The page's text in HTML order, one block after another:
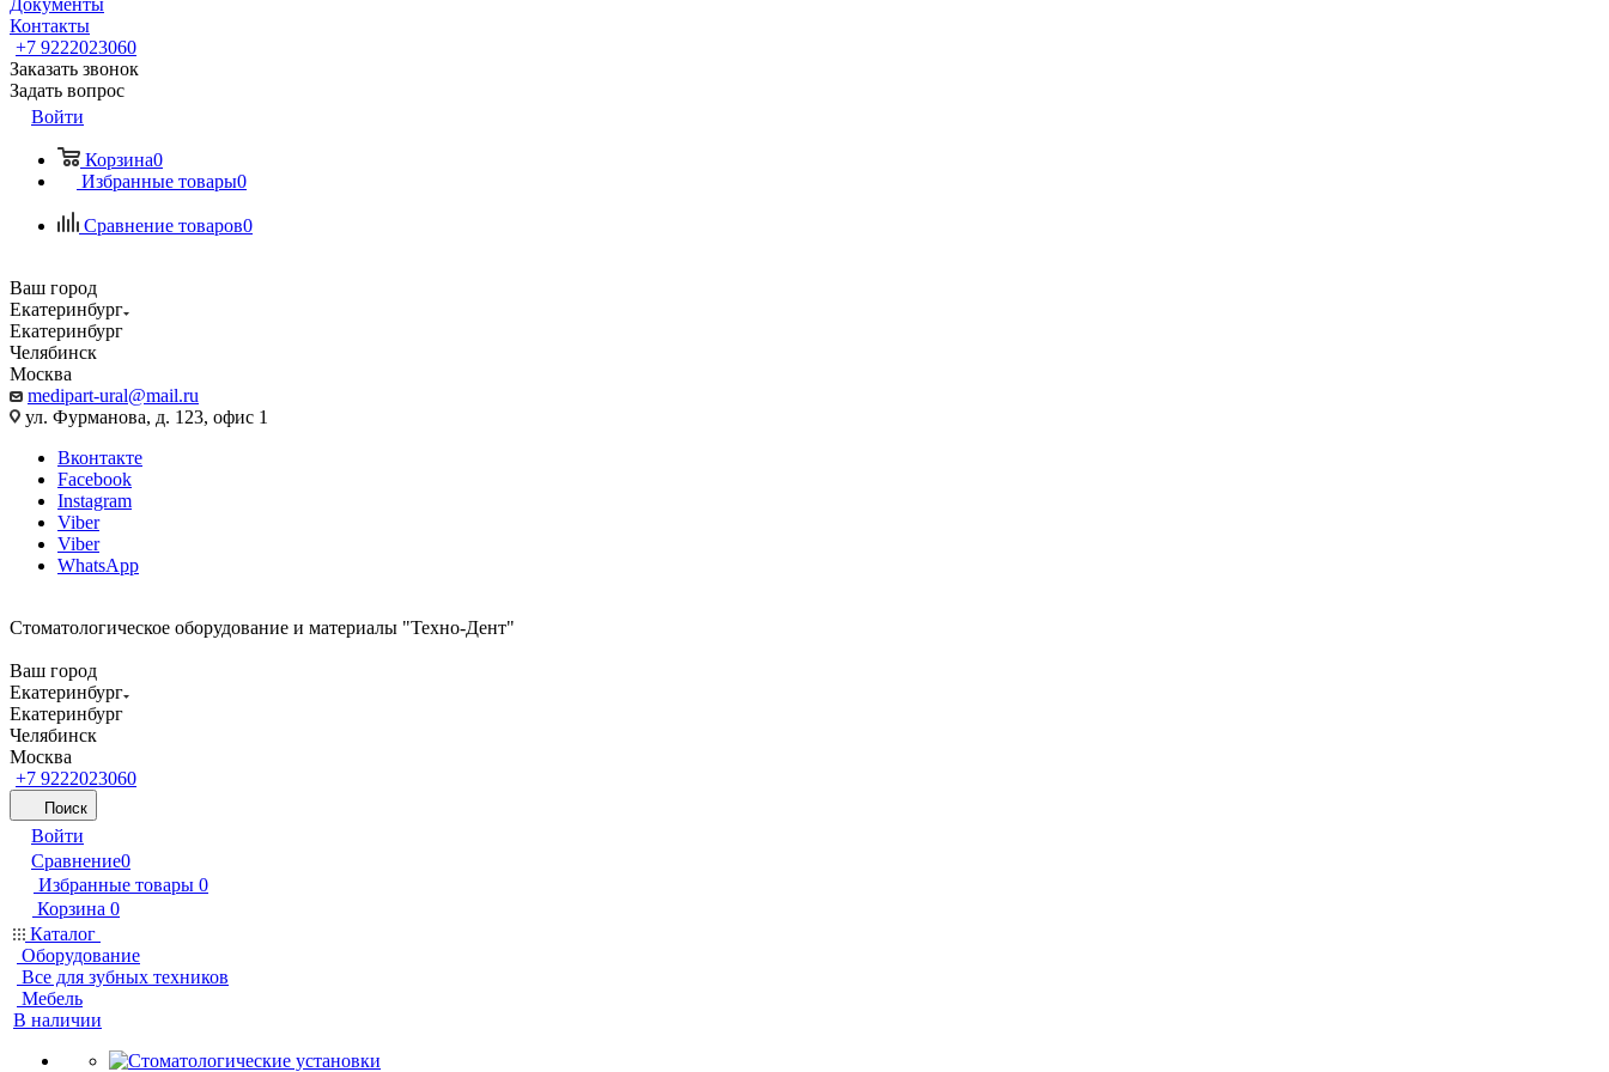
Документы
Контакты
+7 9222023060
Заказать звонок
Задать вопрос
Войти
Корзина0
Избранные товары0
Сравнение товаров0
Ваш город
Екатеринбург
Екатеринбург
Челябинск
Москва
medipart-ural@mail.ru
ул. Фурманова, д. 123, офис 1
Вконтакте
Facebook
Instagram
Viber
Viber
WhatsApp
Стоматологическое оборудование и материалы "Техно-Дент"
Ваш город
Екатеринбург
Екатеринбург
Челябинск
Москва
+7 9222023060
Поиск
Войти
Сравнение0
Избранные товары 0
Корзина 0
Каталог
Оборудование
Все для зубных техников
Мебель
В наличии